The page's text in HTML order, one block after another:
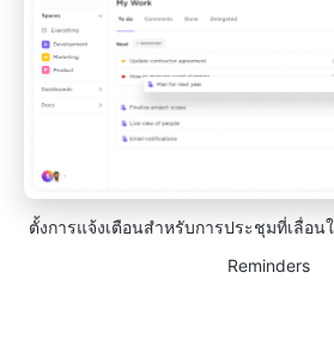
ตั้งการแจ้งเตือนสำหรับการประชุมที่เลื่อ
Reminders